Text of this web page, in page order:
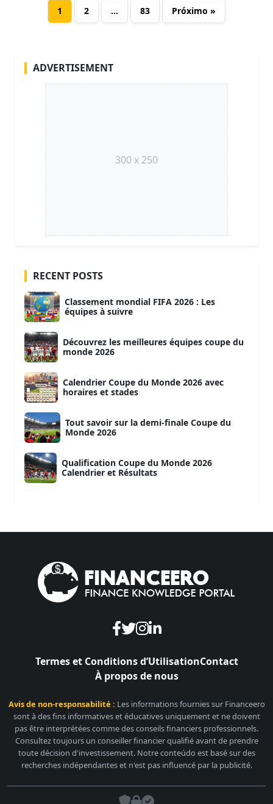
1 2 … 83 Próximo »
ADVERTISEMENT
300 x 250
RECENT POSTS
Classement mondial FIFA 2026 : Les
équipes à suivre
Découvrez les meilleures équipes coupe du
monde 2026
Calendrier Coupe du Monde 2026 avec
horaires et stades
Tout savoir sur la demi-finale Coupe du
Monde 2026
Qualification Coupe du Monde 2026
Calendrier et Résultats
Termes et Conditions d’UtilisationContact
À propos de nous
Avis de non-responsabilité : Les informations fournies sur Financeero
sont à des fins informatives et éducatives uniquement et ne doivent
pas être interprétées comme des conseils financiers professionnels.
Consultez toujours un conseiller financier qualifié avant de prendre
toute décision d'investissement. Notre conteúdo est basé sur des
recherches indépendantes et n'est pas influencé par la publicité.